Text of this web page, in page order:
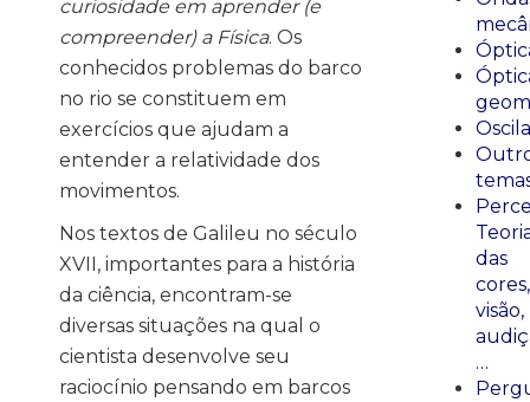
curiosidade em aprender (e
compreender) a Física. Os
conhecidos problemas do barco
no rio se constituem em
exercícios que ajudam a
entender a relatividade dos
movimentos.
Nos textos de Galileu no século
XVII, importantes para a história
da ciência, encontram-se
diversas situações na qual o
cientista desenvolve seu
raciocínio pensando em barcos
das
cores,
visão,
…